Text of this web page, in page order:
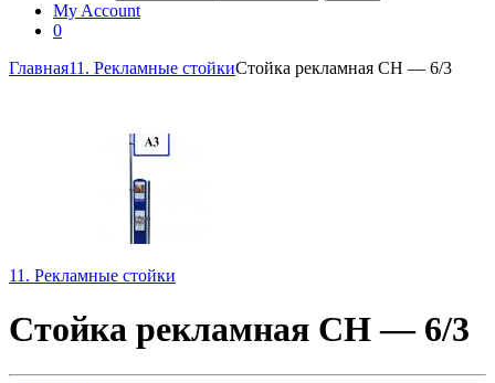
My Account
0
Главная11. Рекламные стойкиСтойка рекламная СН — 6/3
11. Рекламные стойки
Стойка рекламная СН — 6/3